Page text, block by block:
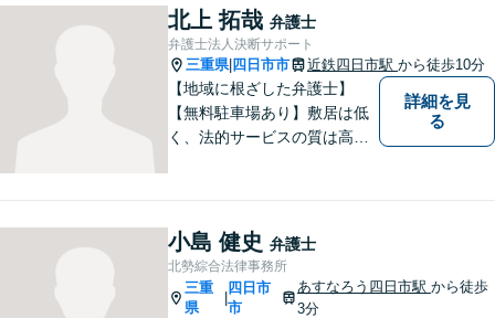
北上 拓哉 弁護士
弁護士法人決断サポート
三重県| 四日市市 近鉄四日市駅 から徒歩10分
【地域に根ざした弁護士】
【無料駐車場あり】敷居は低
く、法的サービスの質は高く
題／離婚問題／相続問題／企
業法務など、幅広く対応可
能。【明確な料金体系】どう
ぞご連絡ください。
詳細を見
る
小島 健史 弁護士
北勢綜合法律事務所
三重
県
四日市
市
あすなろう四日市駅 から徒歩
3分